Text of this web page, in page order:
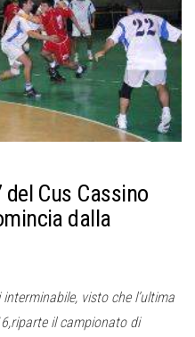
Cus Cassino
dalla
visto che l’ultima
il campionato di